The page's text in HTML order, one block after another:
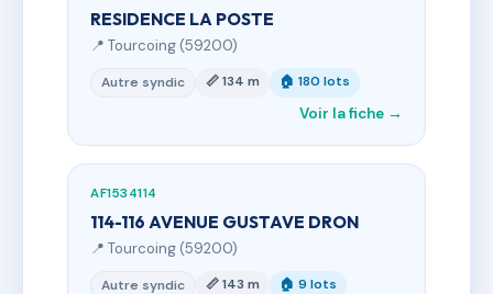
RESIDENCE LA POSTE
📍 Tourcoing (59200)
Autre syndic 📏 134 m 🏠 180 lots
Voir la fiche →
AF1534114
114-116 AVENUE GUSTAVE DRON
📍 Tourcoing (59200)
Autre syndic 📏 143 m 🏠 9 lots